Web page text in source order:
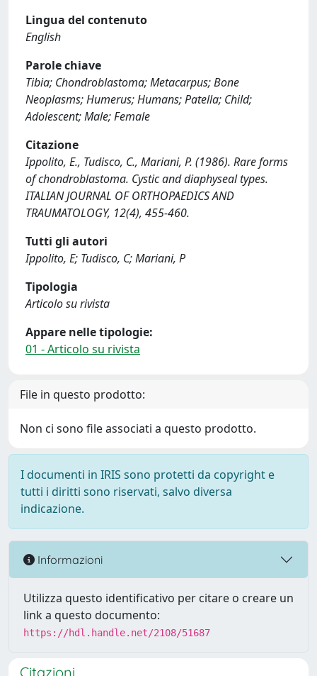
Lingua del contenuto
English
Parole chiave
Tibia; Chondroblastoma; Metacarpus; Bone
Neoplasms; Humerus; Humans; Patella; Child;
Adolescent; Male; Female
Citazione
Ippolito, E., Tudisco, C., Mariani, P. (1986). Rare forms
of chondroblastoma. Cystic and diaphyseal types.
ITALIAN JOURNAL OF ORTHOPAEDICS AND
TRAUMATOLOGY, 12(4), 455-460.
Tutti gli autori
Ippolito, E; Tudisco, C; Mariani, P
Tipologia
Articolo su rivista
Appare nelle tipologie:
01 - Articolo su rivista
File in questo prodotto:
Non ci sono file associati a questo prodotto.
I documenti in IRIS sono protetti da copyright e
tutti i diritti sono riservati, salvo diversa
indicazione.
Informazioni
Utilizza questo identificativo per citare o creare un
link a questo documento:
https://hdl.handle.net/2108/51687
Citazioni